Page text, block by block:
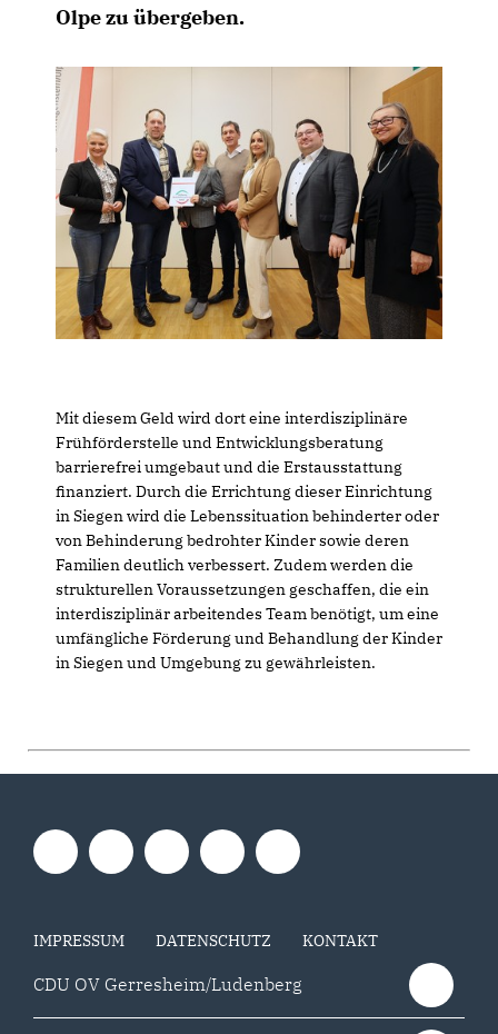
Olpe zu übergeben.
Mit diesem Geld wird dort eine interdisziplinäre
Frühförderstelle und Entwicklungsberatung
barrierefrei umgebaut und die Erstausstattung
finanziert. Durch die Errichtung dieser Einrichtung
in Siegen wird die Lebenssituation behinderter oder
von Behinderung bedrohter Kinder sowie deren
Familien deutlich verbessert. Zudem werden die
strukturellen Voraussetzungen geschaffen, die ein
interdisziplinär arbeitendes Team benötigt, um eine
umfängliche Förderung und Behandlung der Kinder
in Siegen und Umgebung zu gewährleisten.
IMPRESSUM DATENSCHUTZ KONTAKT
CDU OV Gerresheim/Ludenberg